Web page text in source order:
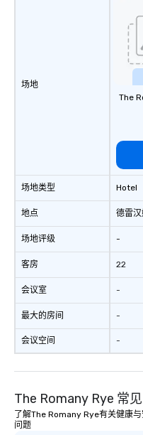
场地
场地类型
地点
场地评级
客房
会议室
最大的房间
会议空间
The
Hotel
德雷
-
22
-
-
-
The Romany Rye 常
了解The Romany Rye有关健康
问题